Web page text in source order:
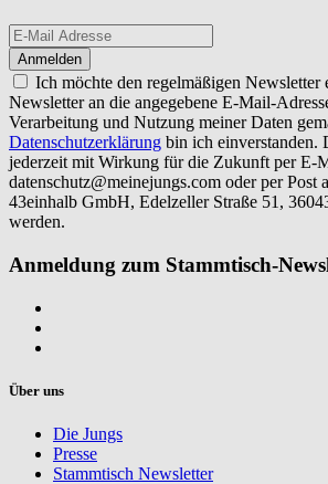
Ich möchte den regelmäßigen Newsletter
Newsletter an die angegebene E-Mail-
Verarbeitung und Nutzung meiner Daten
Datenschutzerklärung bin ich
jederzeit mit Wirkung für die Zukunft per E-
datenschutz@meinejungs.com oder per Post
43einhalb GmbH, Edelzeller Straße 51,
werden.
Anmeldung zum Stammtisch-
Über uns
Die Jungs
Presse
Stammtisch Newsletter